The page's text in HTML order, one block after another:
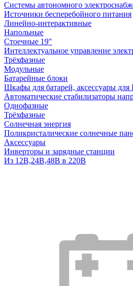
Системы автономного
Источники бесперебойного питания
Линейно-интерактивные
Напольные
Стоечные 19"
Интеллектуальное управление
Трёхфазные
Модульные
Батарейные блоки
Шкафы для батарей, аксессуары
Автоматические стабилизаторы
Однофазные
Трёхфазные
Солнечная энергия
Поликристалические солнечные
Аксессуары
Инверторы и зарядные станции
Из 12В,24В,48В в 220В